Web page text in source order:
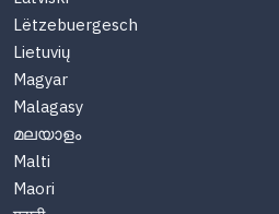
Lëtzebuergesch
Lietuvių
Magyar
Malagasy
മലയാളം
Malti
Maori